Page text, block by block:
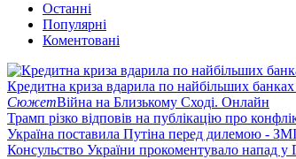
Останні
Популярні
Коментовані
Кредитна криза вдарила по найбільших
СюжетВійна на Близькому Сході. Онлайн
Трамп різко відповів на публікацію про
Україна поставила Путіна перед дилемою - ЗМІ
Консульство України прокоментувало напад у